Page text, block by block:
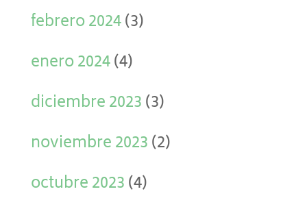
febrero 2024(3)
enero 2024(4)
diciembre 2023(3)
noviembre 2023(2)
octubre 2023(4)